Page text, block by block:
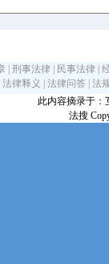
刑事法律 民事法律
法律释义 法律问答
法
此内容摘录于：
法搜